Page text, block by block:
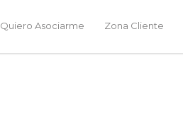
Quiero Asociarme Zona Cliente